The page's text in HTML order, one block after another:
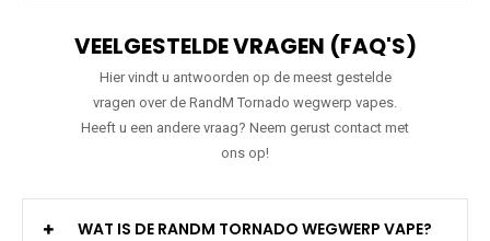
VEELGESTELDE VRAGEN (FAQ'S)
Hier vindt u antwoorden op de meest gestelde
vragen over de RandM Tornado wegwerp vapes.
Heeft u een andere vraag? Neem gerust contact met
ons op!
WAT IS DE RANDM TORNADO WEGWERP VAPE?